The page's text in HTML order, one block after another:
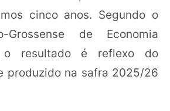
cinco anos. Segundo o
Grossense de Economia
o resultado é reflexo do
produzido na safra 2025/26